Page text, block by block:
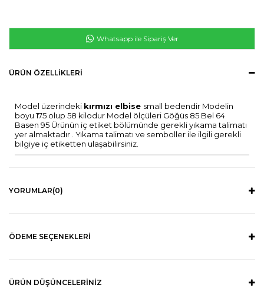
Whatsapp ile Sipariş Ver
ÜRÜN ÖZELLIKLERI
Model üzerindeki kırmızı elbise small bedendir Modelin
boyu 175 olup 58 kilodur Model ölçüleri Göğüs 85 Bel 64
Basen 95 Ürünün iç etiket bölümünde gerekli yıkama talimatı
yer almaktadır . Yıkama talimatı ve semboller ile ilgili gerekli
bilgiye iç etiketten ulaşabilirsiniz.
YORUMLAR(0)
ÖDEME SEÇENEKLERI
ÜRÜN DÜŞÜNCELERINIZ